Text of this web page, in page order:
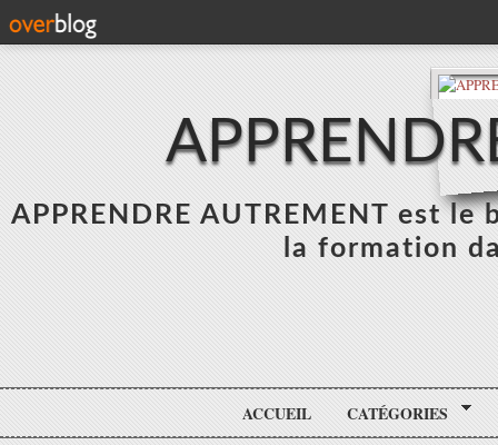
APPRENDRE AUTREMENT est
la formation
ACCUEIL CATÉGORIES